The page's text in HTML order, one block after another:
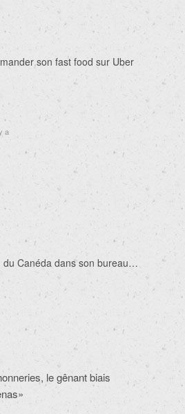
son fast food sur Uber
a
du Canéda dans son bureau…
le gênant biais